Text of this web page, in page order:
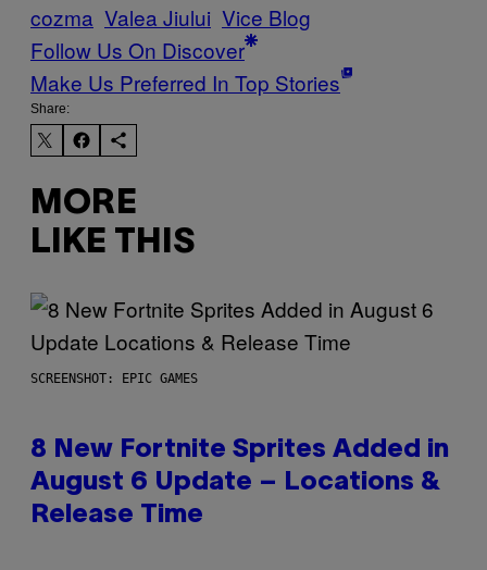
cozma Valea Jiului Vice Blog
Follow Us On Discover
Make Us Preferred In Top Stories
Share:
MORE
LIKE THIS
SCREENSHOT: EPIC GAMES
8 New Fortnite Sprites Added in
August 6 Update – Locations &
Release Time